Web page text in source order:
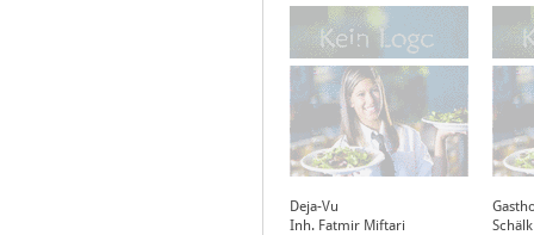
Deja-Vu
Inh. Fatmir Miftari